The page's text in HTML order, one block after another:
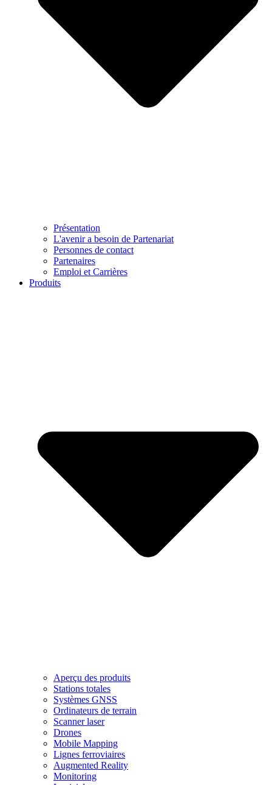
Présentation
L'avenir a besoin de Partenariat
Personnes de contact
Partenaires
Emploi et Carrières
Produits
Aperçu des produits
Stations totales
Systèmes GNSS
Ordinateurs de terrain
Scanner laser
Drones
Mobile Mapping
Lignes ferroviaires
Augmented Reality
Monitoring